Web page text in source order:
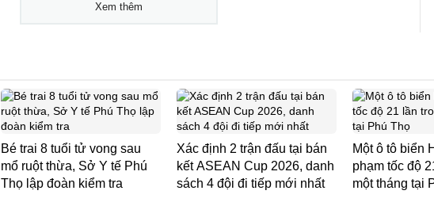
Xem thêm
Bé trai 8 tuổi tử vong sau
mổ ruột thừa, Sở Y tế Phú
Thọ lập đoàn kiểm tra
Xác định 2 trận đấu tại bán
kết ASEAN Cup 2026, danh
sách 4 đội đi tiếp mới nhất
Một ô tô biển
phạm tốc độ
một tháng tại